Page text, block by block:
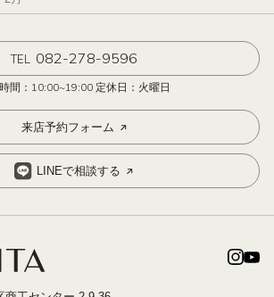
TEL 082-278-9596
間：10:00~19:00 定休日：火曜日
来店予約フォーム
LINEで相談する